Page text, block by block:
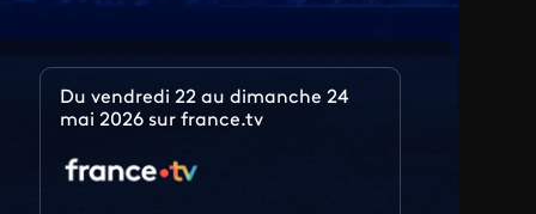
Du vendredi 22 au dimanche 24
mai 2026 sur france.tv